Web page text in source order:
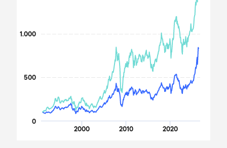
2000 2010 2020
0
500
1.000